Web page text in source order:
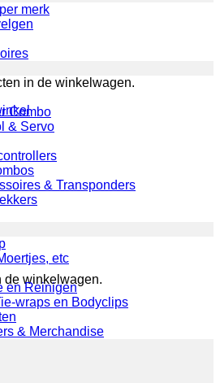
in de winkelwagen.
de winkelwagen.
merk
Combo
& Servo
& Transponders
etc
en Reinigen
wraps en Bodyclips
& Merchandise